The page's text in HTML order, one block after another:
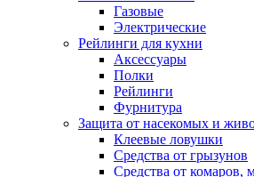
Газовые
Электрические
Рейлинги для кухни
Аксессуары
Полки
Рейлинги
Фурнитура
Защита от насекомых и
Клеевые ловушки
Средства от грызунов
Средства от комаров,